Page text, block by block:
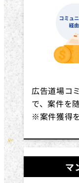
広告道場コ
で、案件を
※案件獲得
マ